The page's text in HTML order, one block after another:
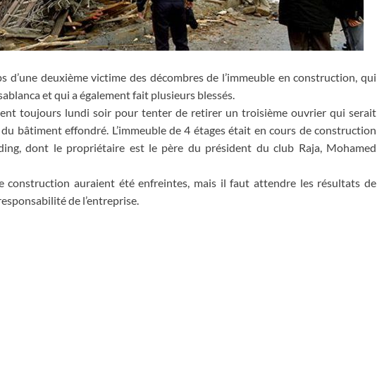
d’une deuxième victime des décombres de l’immeuble en construction, qui
et qui a également fait plusieurs blessés.
toujours lundi soir pour tenter de retirer un troisième ouvrier qui serait
bâtiment effondré. L’immeuble de 4 étages était en cours de construction
dont le propriétaire est le père du président du club Raja, Mohamed
construction auraient été enfreintes, mais il faut attendre les résultats de
de l’entreprise.